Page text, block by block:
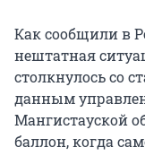
Как сообщили в
нештатная
столкнулось со
данным
Мангистауской
баллон, когда